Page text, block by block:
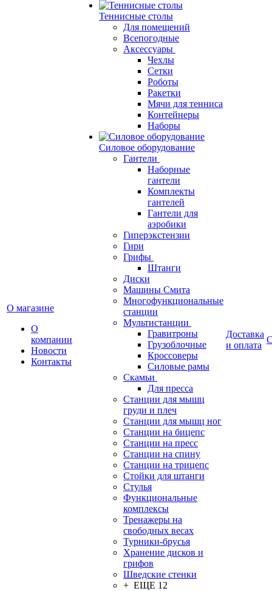
О магазине
О
компании
Новости
Контакты
Теннисные столы
Для помещений
Всепогодные
Аксессуары
Чехлы
Сетки
Роботы
Ракетки
Мячи для тенниса
Контейнеры
Наборы
Силовое оборудование
Гантели
Наборные
гантели
Комплекты
гантелей
Гантели для
аэробики
Гиперэкстензии
Гири
Грифы
Штанги
Диски
Машины Смита
Многофункциональные
станции
Мультистанции
Гравитроны
Грузоблочные
Кроссоверы
Силовые рамы
Скамьи
Для пресса
Станции для мышц
груди и плеч
Станции для мышц ног
Станции на бицепс
Станции на пресс
Станции на спину
Станции на трицепс
Стойки для штанги
Стулья
Функциональные
комплексы
Тренажеры на
свободных весах
Турники-брусья
Хранение дисков и
грифов
Шведские стенки
+ ЕЩЕ 12
Доставка
и оплата